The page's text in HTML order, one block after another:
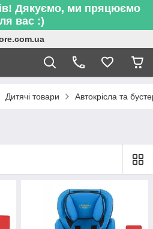
Дякуємо, ми пряцюємо
вас :)
Дитячі товари Автокрісла та